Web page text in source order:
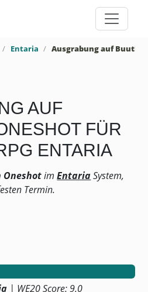
Entaria
AUF
FÜR
ENTARIA
OneshotimEntariaSystem,
Termin.
| WE20 Score: 9.0